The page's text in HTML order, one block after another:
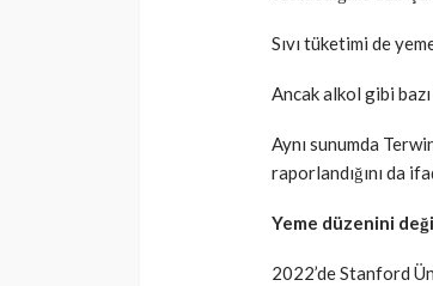
Sıvı tüketimi de
Ancak alkol gibi
Aynı sunumda
raporlandığını da
Yeme düzenini
2022’de Stanford